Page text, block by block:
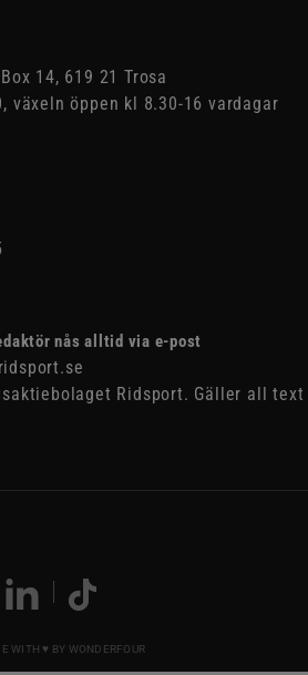
14, 619 21 Trosa
växeln öppen kl 8.30-16 vardagar
nås alltid via e-post
Ridsport. Gäller all text
WITH ♥ BY WONDERFOUR